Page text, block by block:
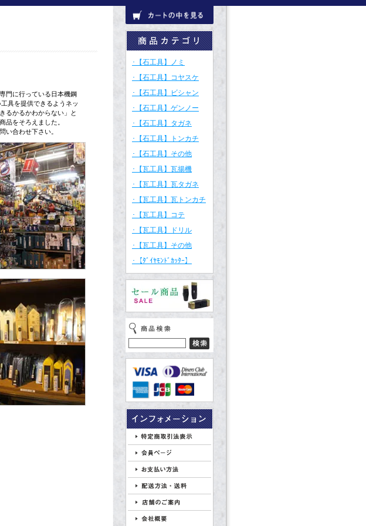
門に行っている日本機鋼
具を提供できるようネッ
るかるかわからない」と
品をそろえました。
い合わせ下さい。
･【石工具】ノミ
･【石工具】コヤスケ
･【石工具】ビシャン
･【石工具】ゲンノー
･【石工具】タガネ
･【石工具】トンカチ
･【石工具】その他
･【瓦工具】瓦揚機
･【瓦工具】瓦タガネ
･【瓦工具】瓦トンカチ
･【瓦工具】コテ
･【瓦工具】ドリル
･【瓦工具】その他
･【ﾀﾞｲﾔﾓﾝﾄﾞｶｯﾀｰ】